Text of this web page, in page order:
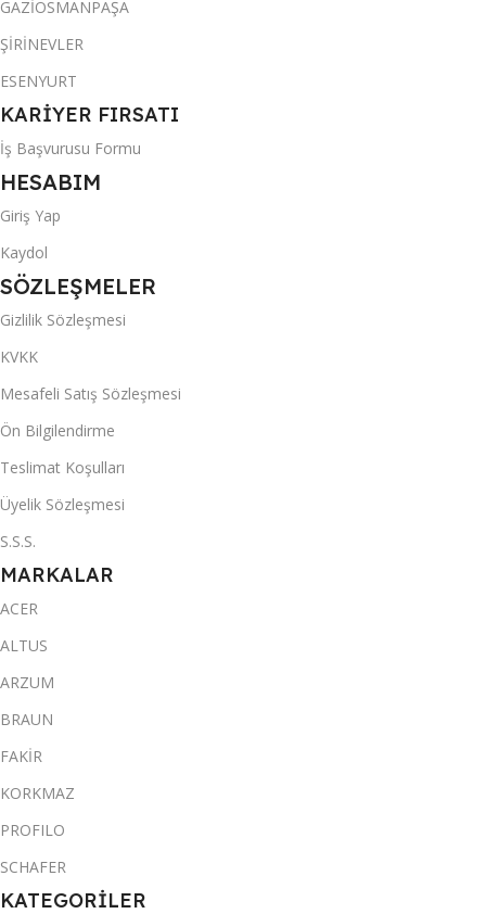
GAZİOSMANPAŞA
ŞİRİNEVLER
ESENYURT
KARİYER FIRSATI
İş Başvurusu Formu
HESABIM
Giriş Yap
Kaydol
SÖZLEŞMELER
Gizlilik Sözleşmesi
KVKK
Mesafeli Satış Sözleşmesi
Ön Bilgilendirme
Teslimat Koşulları
Üyelik Sözleşmesi
S.S.S.
MARKALAR
ACER
ALTUS
ARZUM
BRAUN
FAKİR
KORKMAZ
PROFILO
SCHAFER
KATEGORİLER